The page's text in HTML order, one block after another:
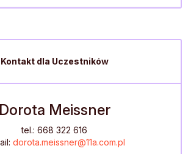
Kontakt dla Uczestników
Dorota Meissner
tel.: 668 322 616
dorota.meissner@11a.com.pl